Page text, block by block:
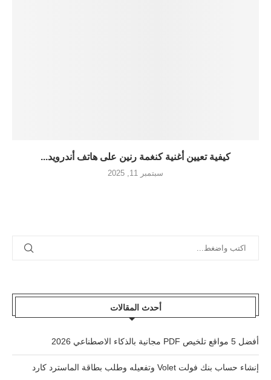
كيفية تعيين أغنية كنغمة رنين على هاتف أندرويد...
سبتمبر 11, 2025
أحدث المقالات
أفضل 5 مواقع تلخيص PDF مجانية بالذكاء الاصطناعي 2026
إنشاء حساب بنك فولت Volet وتفعيله وطلب بطاقة الماسترد كارد